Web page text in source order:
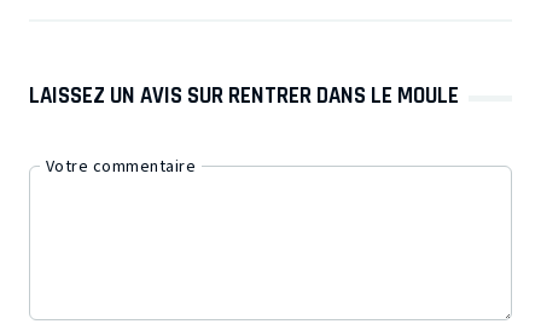
LAISSEZ UN AVIS SUR RENTRER DANS LE MOULE
Votre commentaire